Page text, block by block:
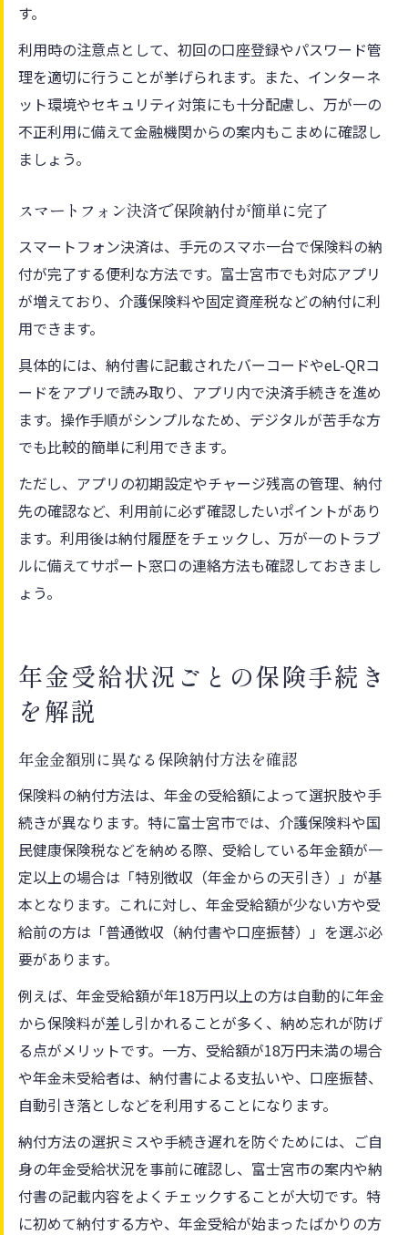
す。
利用時の注意点として、初回の口座登録やパスワード管
理を適切に行うことが挙げられます。また、インターネ
ット環境やセキュリティ対策にも十分配慮し、万が一の
不正利用に備えて金融機関からの案内もこまめに確認し
ましょう。
スマートフォン決済で保険納付が簡単に完了
スマートフォン決済は、手元のスマホ一台で保険料の納
付が完了する便利な方法です。富士宮市でも対応アプリ
が増えており、介護保険料や固定資産税などの納付に利
用できます。
具体的には、納付書に記載されたバーコードやeL-QRコ
ードをアプリで読み取り、アプリ内で決済手続きを進め
ます。操作手順がシンプルなため、デジタルが苦手な方
でも比較的簡単に利用できます。
ただし、アプリの初期設定やチャージ残高の管理、納付
先の確認など、利用前に必ず確認したいポイントがあり
ます。利用後は納付履歴をチェックし、万が一のトラブ
ルに備えてサポート窓口の連絡方法も確認しておきまし
ょう。
年金受給状況ごとの保険手続き
を解説
年金金額別に異なる保険納付方法を確認
保険料の納付方法は、年金の受給額によって選択肢や手
続きが異なります。特に富士宮市では、介護保険料や国
民健康保険税などを納める際、受給している年金額が一
定以上の場合は「特別徴収（年金からの天引き）」が基
本となります。これに対し、年金受給額が少ない方や受
給前の方は「普通徴収（納付書や口座振替）」を選ぶ必
要があります。
例えば、年金受給額が年18万円以上の方は自動的に年金
から保険料が差し引かれることが多く、納め忘れが防げ
る点がメリットです。一方、受給額が18万円未満の場合
や年金未受給者は、納付書による支払いや、口座振替、
自動引き落としなどを利用することになります。
納付方法の選択ミスや手続き遅れを防ぐためには、ご自
身の年金受給状況を事前に確認し、富士宮市の案内や納
付書の記載内容をよくチェックすることが大切です。特
に初めて納付する方や、年金受給が始まったばかりの方